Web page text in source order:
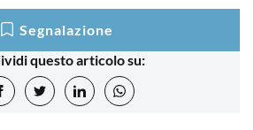
Segnalazione
questo articolo su: